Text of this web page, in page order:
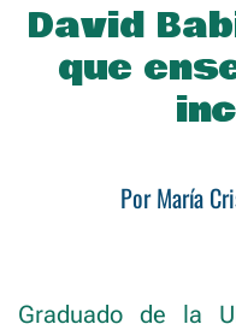
David
que
Por María
Graduado de la